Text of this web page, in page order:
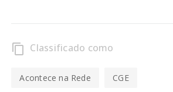
content_copy Classificado como
Acontece na Rede CGE